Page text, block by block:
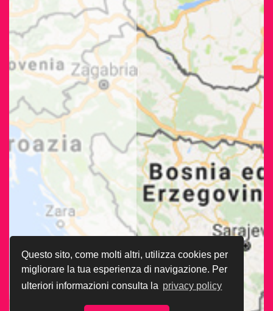
Questo sito, come molti altri, utilizza cookies per
migliorare la tua esperienza di navigazione. Per
ulteriori informazioni consulta la privacy policy